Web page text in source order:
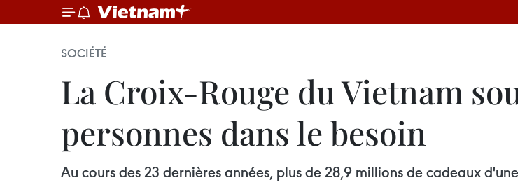
SOCIÉTÉ
La Croix-Rouge du Vietnam
personnes dans le besoin
Au cours des 23 dernières années, plus de 28,9 millions de cadeaux